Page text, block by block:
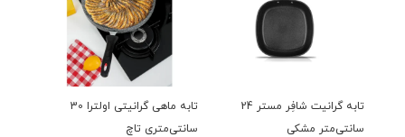
تابه گرانیت شافِر مستر 24
سانتی‌متر مشکی
تابه ماهی گرانیتی اولترا 30
سانتی‌متری تاچ